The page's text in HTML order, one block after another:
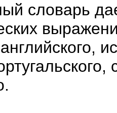
словарь